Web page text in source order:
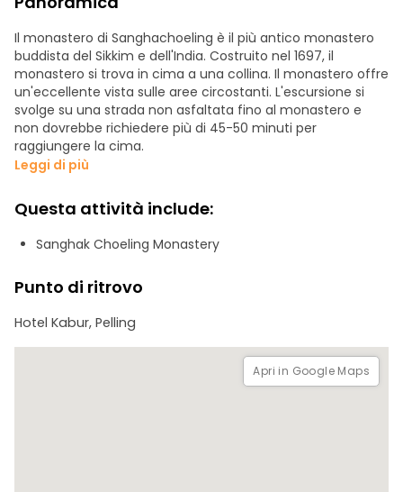
Il monastero di Sanghachoeling è il più antico monastero
buddista del Sikkim e dell'India. Costruito nel 1697, il
monastero si trova in cima a una collina. Il monastero offre
un'eccellente vista sulle aree circostanti. L'escursione si
svolge su una strada non asfaltata fino al monastero e
non dovrebbe richiedere più di 45-50 minuti per
raggiungere la cima.
Leggi di più
Questa attività include:
Sanghak Choeling Monastery
Punto di ritrovo
Hotel Kabur, Pelling
Apri in Google Maps